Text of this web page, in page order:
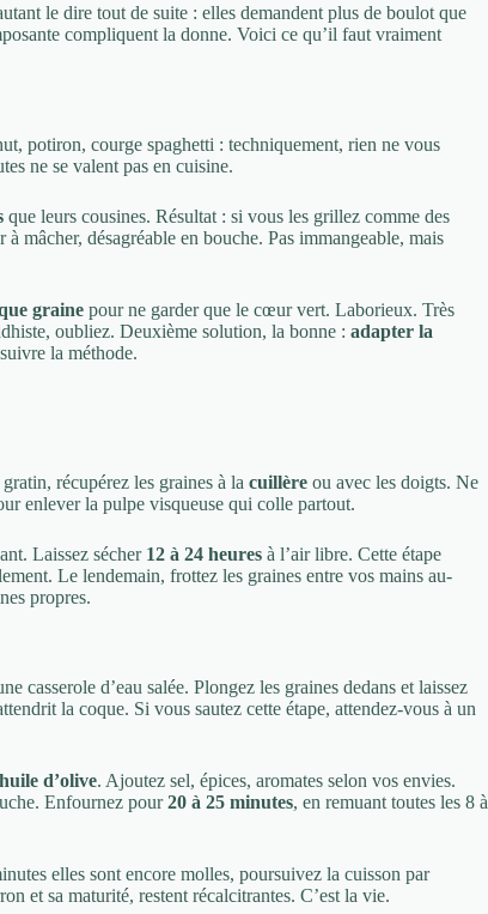
le dire tout de suite : elles demandent plus de boulot que
compliquent la donne. Voici ce qu’il faut vraiment
potiron, courge spaghetti : techniquement, rien ne vous
ne se valent pas en cuisine.
que leurs cousines. Résultat : si vous les grillez comme des
mâcher, désagréable en bouche. Pas immangeable, mais
graine pour ne garder que le cœur vert. Laborieux. Très
oubliez. Deuxième solution, la bonne : adapter la
la méthode.
récupérez les graines à la cuillère ou avec les doigts. Ne
enlever la pulpe visqueuse qui colle partout.
Laissez sécher 12 à 24 heures à l’air libre. Cette étape
Le lendemain, frottez les graines entre vos mains au-
propres.
casserole d’eau salée. Plongez les graines dedans et laissez
la coque. Si vous sautez cette étape, attendez-vous à un
d’olive. Ajoutez sel, épices, aromates selon vos envies.
Enfournez pour20 à 25 minutes, en remuant toutes les 8 à
elles sont encore molles, poursuivez la cuisson par
et sa maturité, restent récalcitrantes. C’est la vie.